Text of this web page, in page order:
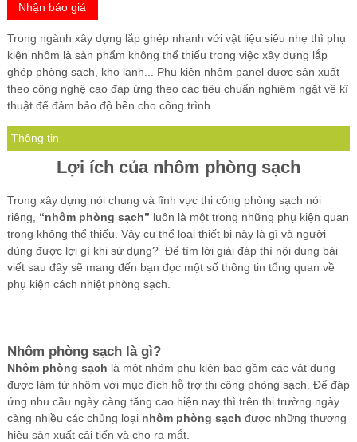
Giấy Dán Tường, Giấy Bạc
Phụ Kiện Phòng Sạch Kho Lạnh
Nhận báo giá
Trong ngành xây dựng lắp ghép nhanh với vật liệu siêu nhẹ thì phụ
kiện nhôm là sản phẩm không thể thiếu trong việc xây dựng lắp
ghép phòng sạch, kho lạnh... Phụ kiện nhôm panel được sản xuất
theo công nghệ cao đáp ứng theo các tiêu chuẩn nghiêm ngặt về kĩ
thuật để đảm bảo độ bền cho công trình.
Thông tin
Lợi ích của nhôm phòng sạch
Trong xây dựng nói chung và lĩnh vực thi công phòng sạch nói
riêng, “nhôm phòng sạch” luôn là một trong những phụ kiện quan
trọng không thể thiếu. Vậy cụ thể loại thiết bị này là gì và người
dùng được lợi gì khi sử dụng? Để tìm lời giải đáp thì nội dung bài
viết sau đây sẽ mang đến bạn đọc một số thông tin tổng quan về
phụ kiện cách nhiệt phòng sạch.
Nhôm phòng sạch là gì?
Nhôm phòng sạch là một nhóm phụ kiện bao gồm các vật dụng
được làm từ nhôm với mục đích hỗ trợ thi công phòng sạch. Để đáp
ứng nhu cầu ngày càng tăng cao hiện nay thì trên thị trường ngày
càng nhiều các chủng loại nhôm phòng sạch được những thương
hiệu sản xuất cải tiến và cho ra mắt.